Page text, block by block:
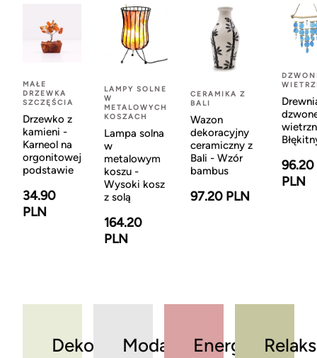
MAŁE
DRZEWKA
SZCZĘŚCIA
Drzewko z
kamieni -
Karneol na
orgonitowej
podstawie
34.90
PLN
LAMPY SOLNE
W
METALOWYCH
KOSZACH
Lampa solna
w
metalowym
koszu -
Wysoki kosz
z solą
164.20
PLN
CERAMIKA Z
BALI
Wazon
dekoracyjny
ceramiczny z
Bali - Wzór
bambus
97.20 PLN
96.20
PLN
DekoracjeModa Energia Relaks